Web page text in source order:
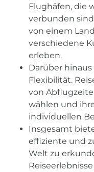
Flughäfen, die
verbunden
von einem
verschiedene
erleben.
Darüber
Flexibilität.
von
wählen und
individuellen
Insgesamt
effiziente und
Welt zu